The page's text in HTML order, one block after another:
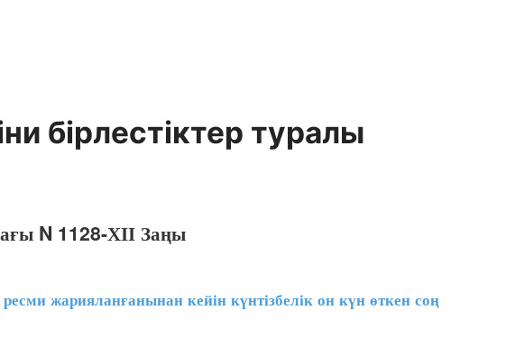
бірлестіктер туралы
N 1128-ХІІ Заңы
жарияланғанынан кейін күнтізбелік он күн өткен соң